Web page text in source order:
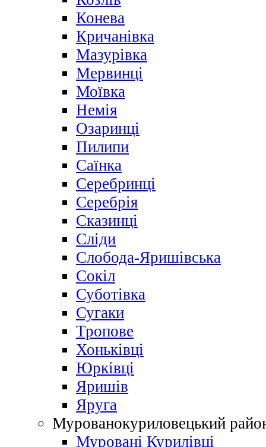
Конева
Кричанівка
Мазурівка
Мервинці
Моївка
Немія
Озаринці
Пилипи
Саїнка
Серебринці
Серебрія
Сказинці
Сліди
Слобода-Яришівська
Сокіл
Суботівка
Сугаки
Тропове
Хоньківці
Юрківці
Яришів
Яруга
Мурованокуриловецький
Муровані Курилівці